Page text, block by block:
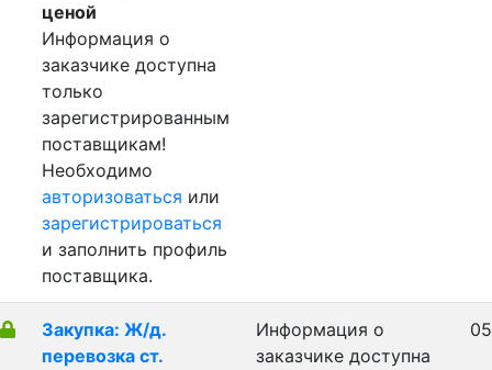
ценой
Информация о
заказчике доступна
только
зарегистрированным
поставщикам!
Необходимо
авторизоваться или
зарегистрироваться
и заполнить профиль
поставщика.
Закупка: Ж/д.
перевозка ст.
Информация о
заказчике доступна